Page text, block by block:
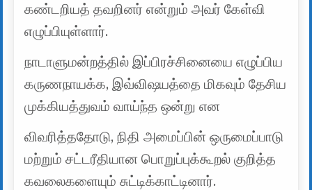
கண்டறியத் தவறினர் என்றும் அவர் கேள்வி
எழுப்பியுள்ளார்.
நாடாளுமன்றத்தில் இப்பிரச்சினையை எழுப்பிய
கருணநாயக்க, இவ்விஷயத்தை மிகவும் தேசிய
முக்கியத்துவம் வாய்ந்த ஒன்று என
விவரித்ததோடு, நிதி அமைப்பின் ஒருமைப்பாடு
மற்றும் சட்டரீதியான பொறுப்புக்கூறல் குறித்த
கவலைகளையும் சுட்டிக்காட்டினார்.